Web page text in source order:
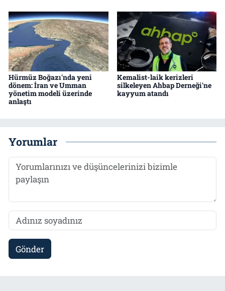
Hürmüz Boğazı'nda yeni
dönem: İran ve Umman
yönetim modeli üzerinde
anlaştı
Kemalist-laik kerizleri
silkeleyen Ahbap Derneği'ne
kayyum atandı
Yorumlar
Gönder